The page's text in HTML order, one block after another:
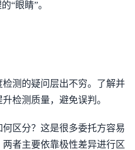
“眼睛”。
测的疑问层出不穷。了解并
检测质量，避免误判。
区分？这是很多委托方容易
者主要依靠极性差异进行区